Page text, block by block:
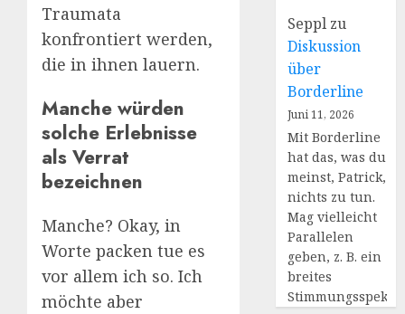
Traumata
konfrontiert werden,
die in ihnen lauern.
Manche würden
solche Erlebnisse
als Verrat
bezeichnen
Manche? Okay, in
Worte packen tue es
vor allem ich so. Ich
möchte aber
Seppl zu
Diskussion
über
Borderline
Juni 11, 2026
Mit Borderline
hat das, was du
meinst, Patrick,
nichts zu tun.
Mag vielleicht
Parallelen
geben, z. B. ein
breites